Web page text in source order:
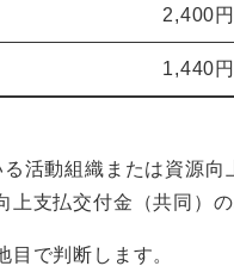
2,400円
1,440円
活動組織または資源向
上支払交付金（共同）
で判断します。